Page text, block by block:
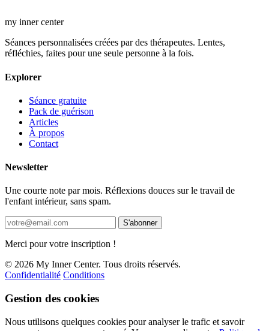
my inner center
Séances personnalisées créées par des thérapeutes. Lentes,
réfléchies, faites pour une seule personne à la fois.
Explorer
Séance gratuite
Pack de guérison
Articles
À propos
Contact
Newsletter
Une courte note par mois. Réflexions douces sur le travail de
l'enfant intérieur, sans spam.
S'abonner
Merci pour votre inscription !
© 2026 My Inner Center. Tous droits réservés.
Confidentialité Conditions
Gestion des cookies
Nous utilisons quelques cookies pour analyser le trafic et savoir